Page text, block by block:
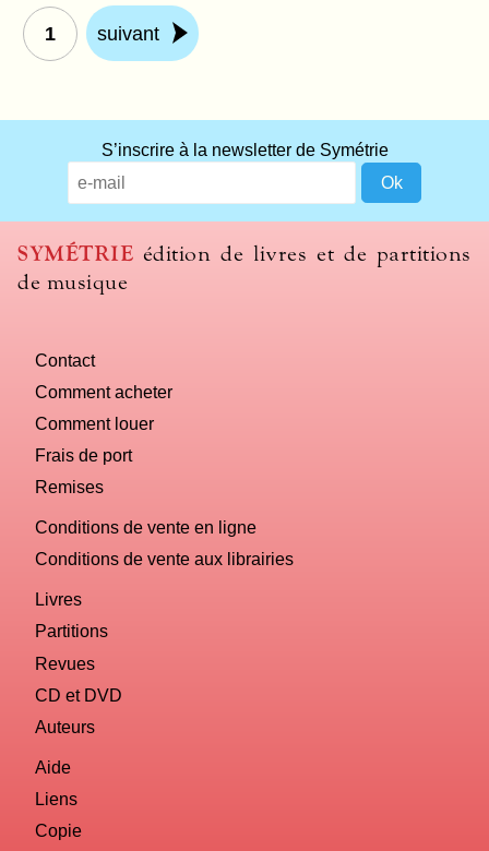
1 suivant
S’inscrire à la newsletter de Symétrie
SYMÉTRIE édition de livres et de partitions
de musique
Contact
Comment acheter
Comment louer
Frais de port
Remises
Conditions de vente en ligne
Conditions de vente aux librairies
Livres
Partitions
Revues
CD et DVD
Auteurs
Aide
Liens
Copie